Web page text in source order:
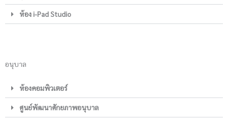
ห้อง i-Pad Studio
อนุบาล
ห้องคอมพิวเตอร์
ศูนย์พัฒนาศักยภาพอนุบาล